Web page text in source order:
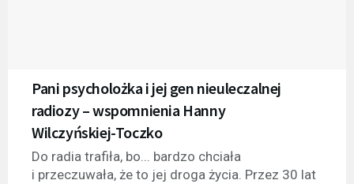
Pani psycholożka i jej gen nieuleczalnej
radiozy – wspomnienia Hanny
Wilczyńskiej-Toczko
Do radia trafiła, bo... bardzo chciała
i przeczuwała, że to jej droga życia. Przez 30 lat